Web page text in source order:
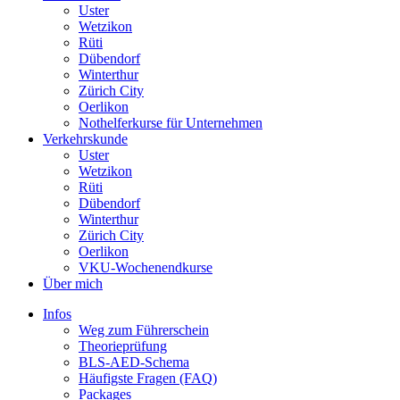
Uster
Wetzikon
Rüti
Dübendorf
Winterthur
Zürich City
Oerlikon
Nothelferkurse für Unternehmen
Verkehrskunde
Uster
Wetzikon
Rüti
Dübendorf
Winterthur
Zürich City
Oerlikon
VKU-Wochenendkurse
Über mich
Infos
Weg zum Führerschein
Theorieprüfung
BLS-AED-Schema
Häufigste Fragen (FAQ)
Packages